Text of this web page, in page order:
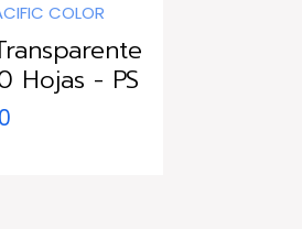
COLOR
Hojas - PS